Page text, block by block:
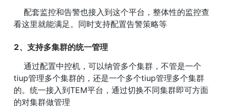
看这里就能满足。同时支持配置告警策略等
2、支持多集群的统一管理
tiup管理多个集群的，还是一个多个tiup管理多个集群
的。统一接入到TEM平台，通过切换不同集群即可方面
的对集群做管理